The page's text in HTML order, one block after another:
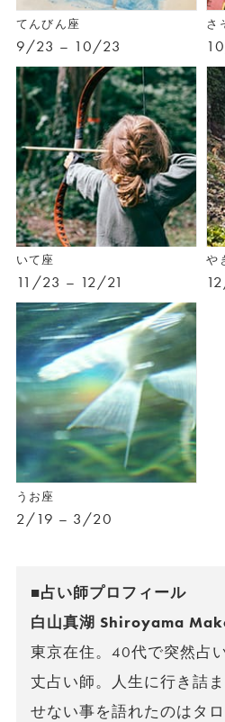
てんびん座
9/23 – 10/23
さ
いて座
11/23 – 12/21
や
うお座
2/19 – 3/20
■占い師プロフィール
白山真湖 Shiroyama
東京在住。40代で突然占
丈占い師。人生に行き詰
せない事を語れたのはタ